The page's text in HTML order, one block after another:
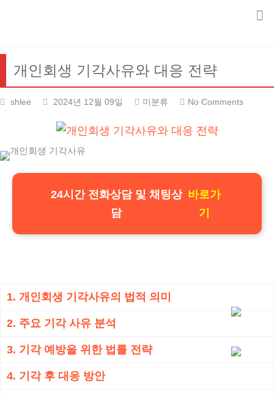
개인회생 기각사유와 대응 전략
shlee 2024년 12월 09일 미분류 No Comments
24시간 전화상담 및 채팅상
담
바로가
기
1. 개인회생 기각사유의 법적 의미
2. 주요 기각 사유 분석
3. 기각 예방을 위한 법률 전략
4. 기각 후 대응 방안